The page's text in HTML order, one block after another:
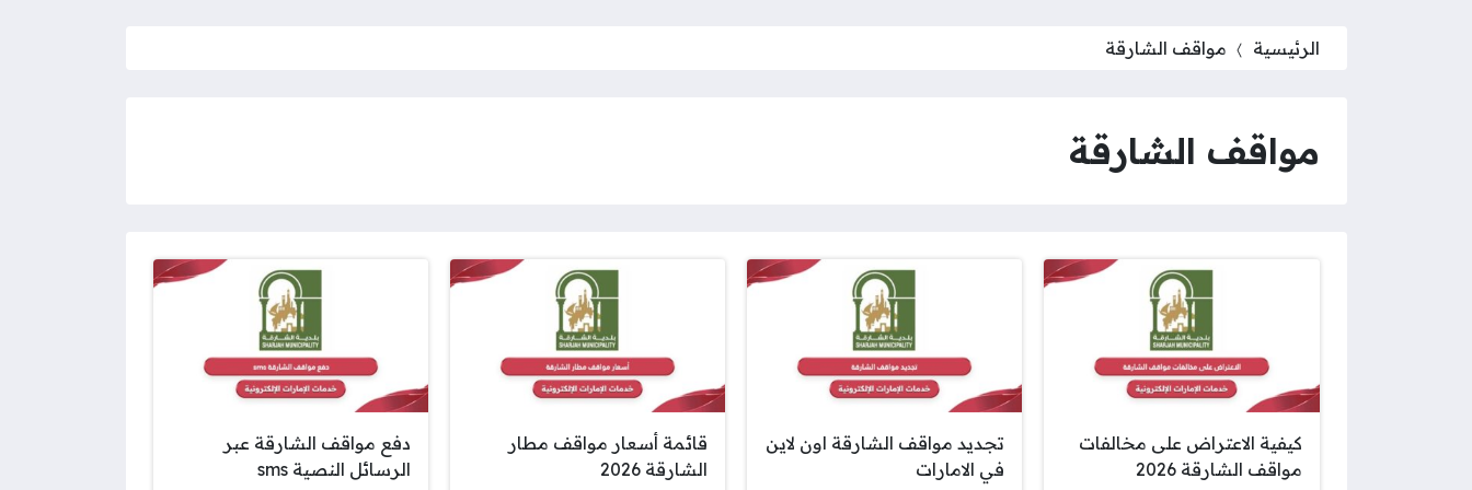
الرئيسية مواقف الشارقة
مواقف الشارقة
كيفية الاعتراض على مخالفات
مواقف الشارقة 2026
تجديد مواقف الشارقة اون لاين
في الامارات
قائمة أسعار مواقف مطار
الشارقة 2026
دفع مواقف الشارقة عبر
الرسائل النصية sms